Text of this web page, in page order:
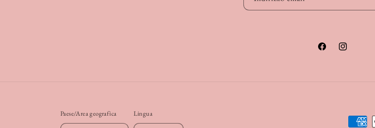
FacebookInstagram
Paese/Area geografica Lingua